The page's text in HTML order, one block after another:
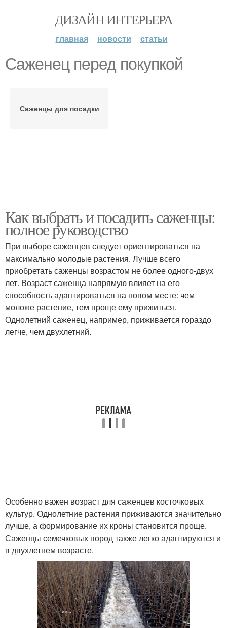
ДИЗАЙН ИНТЕРЬЕРА
главная новости статьи
Саженец перед покупкой
Саженцы для посадки
Как выбрать и посадить саженцы:
полное руководство
При выборе саженцев следует ориентироваться на
максимально молодые растения. Лучше всего
приобретать саженцы возрастом не более одного-двух
лет. Возраст саженца напрямую влияет на его
способность адаптироваться на новом месте: чем
моложе растение, тем проще ему прижиться.
Однолетний саженец, например, приживается гораздо
легче, чем двухлетний.
Особенно важен возраст для саженцев косточковых
культур. Однолетние растения приживаются значительно
лучше, а формирование их кроны становится проще.
Саженцы семечковых пород также легко адаптируются и
в двухлетнем возрасте.